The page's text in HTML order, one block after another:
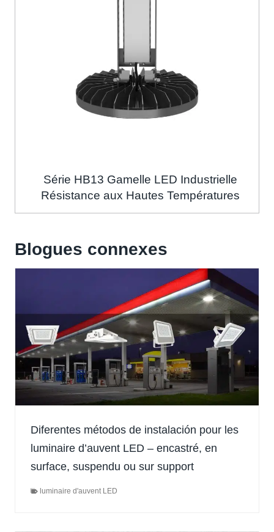
Série HB13 Gamelle LED Industrielle
Résistance aux Hautes Températures
Blogues connexes
Diferentes métodos de instalación pour les
luminaire d’auvent LED – encastré, en
surface, suspendu ou sur support
luminaire d'auvent LED